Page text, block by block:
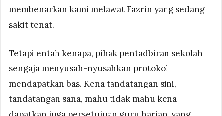
membenarkan kami melawat Fazrin yang sedang
sakit tenat.
Tetapi entah kenapa, pihak pentadbiran sekolah
sengaja menyusah-nyusahkan protokol
mendapatkan bas. Kena tandatangan sini,
tandatangan sana, mahu tidak mahu kena